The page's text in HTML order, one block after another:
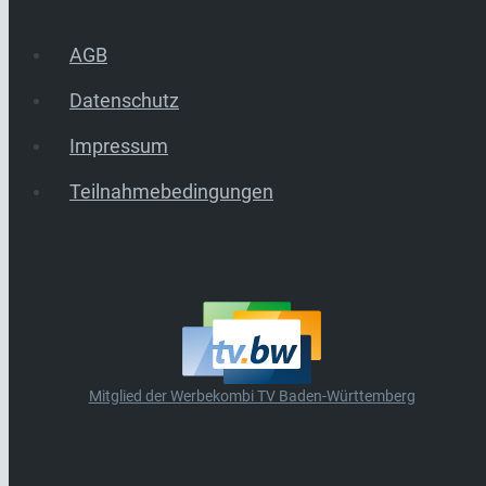
AGB
Datenschutz
Impressum
Teilnahmebedingungen
Mitglied der Werbekombi TV Baden-Württemberg